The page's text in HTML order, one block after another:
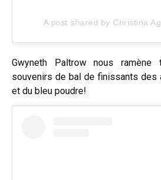
A post shared by Christina
Gwyneth Paltrow nous
souvenirs de bal de finissants des
et du bleu poudre!